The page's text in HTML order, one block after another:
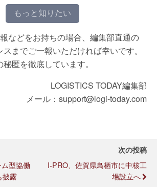
もっと知りたい
などをお持ちの場合、編集部直通の
までご一報いただければ幸いです。
匿を徹底しています。
LOGISTICS TODAY編集部
メール：support@logi-today.com
型協働
披露
次の投稿
I-PRO、佐賀県鳥栖市に中核工
場設立へ